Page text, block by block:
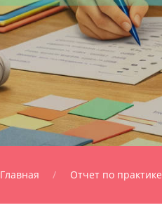
Главная Отчет по практике